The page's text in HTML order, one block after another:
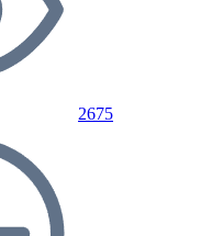
2675